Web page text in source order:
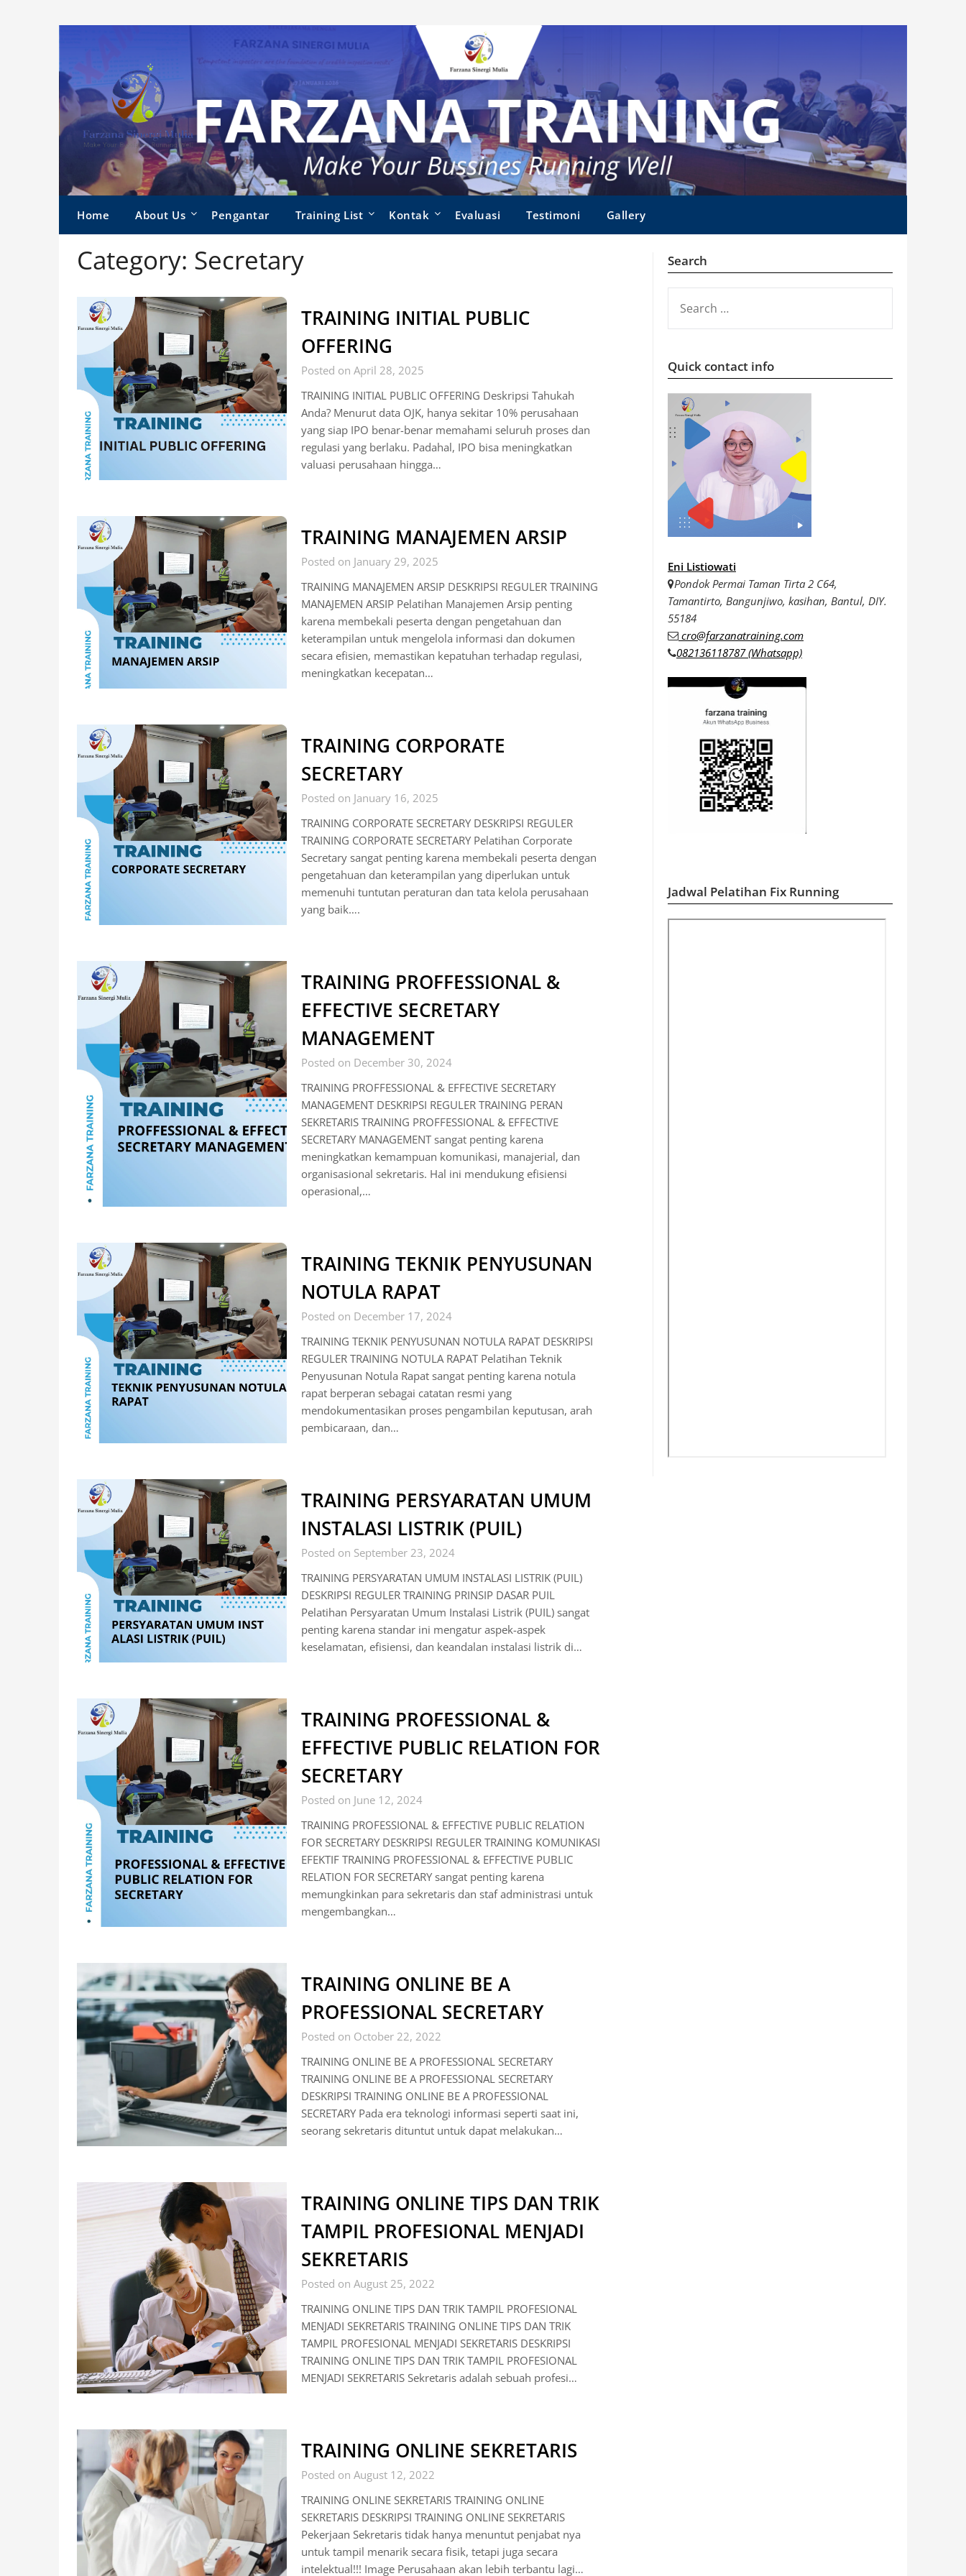
Home About Us Pengantar Training List Kontak Evaluasi Testimoni Gallery
Category: Secretary
TRAINING INITIAL PUBLIC
OFFERING
Posted on April 28, 2025
TRAINING INITIAL PUBLIC OFFERING Deskripsi Tahukah
Anda? Menurut data OJK, hanya sekitar 10% perusahaan
yang siap IPO benar-benar memahami seluruh proses dan
regulasi yang berlaku. Padahal, IPO bisa meningkatkan
valuasi perusahaan hingga…
TRAINING MANAJEMEN ARSIP
Posted on January 29, 2025
TRAINING MANAJEMEN ARSIP DESKRIPSI REGULER TRAINING
MANAJEMEN ARSIP Pelatihan Manajemen Arsip penting
karena membekali peserta dengan pengetahuan dan
keterampilan untuk mengelola informasi dan dokumen
secara efisien, memastikan kepatuhan terhadap regulasi,
meningkatkan kecepatan…
TRAINING CORPORATE
SECRETARY
Posted on January 16, 2025
TRAINING CORPORATE SECRETARY DESKRIPSI REGULER
TRAINING CORPORATE SECRETARY Pelatihan Corporate
Secretary sangat penting karena membekali peserta dengan
pengetahuan dan keterampilan yang diperlukan untuk
memenuhi tuntutan peraturan dan tata kelola perusahaan
yang baik….
TRAINING PROFFESSIONAL &
EFFECTIVE SECRETARY
MANAGEMENT
Posted on December 30, 2024
TRAINING PROFFESSIONAL & EFFECTIVE SECRETARY
MANAGEMENT DESKRIPSI REGULER TRAINING PERAN
SEKRETARIS TRAINING PROFFESSIONAL & EFFECTIVE
SECRETARY MANAGEMENT sangat penting karena
meningkatkan kemampuan komunikasi, manajerial, dan
organisasional sekretaris. Hal ini mendukung efisiensi
operasional,…
TRAINING TEKNIK PENYUSUNAN
NOTULA RAPAT
Posted on December 17, 2024
TRAINING TEKNIK PENYUSUNAN NOTULA RAPAT DESKRIPSI
REGULER TRAINING NOTULA RAPAT Pelatihan Teknik
Penyusunan Notula Rapat sangat penting karena notula
rapat berperan sebagai catatan resmi yang
mendokumentasikan proses pengambilan keputusan, arah
pembicaraan, dan…
TRAINING PERSYARATAN UMUM
INSTALASI LISTRIK (PUIL)
Posted on September 23, 2024
TRAINING PERSYARATAN UMUM INSTALASI LISTRIK (PUIL)
DESKRIPSI REGULER TRAINING PRINSIP DASAR PUIL
Pelatihan Persyaratan Umum Instalasi Listrik (PUIL) sangat
penting karena standar ini mengatur aspek-aspek
keselamatan, efisiensi, dan keandalan instalasi listrik di…
TRAINING PROFESSIONAL &
EFFECTIVE PUBLIC RELATION FOR
SECRETARY
Posted on June 12, 2024
TRAINING PROFESSIONAL & EFFECTIVE PUBLIC RELATION
FOR SECRETARY DESKRIPSI REGULER TRAINING KOMUNIKASI
EFEKTIF TRAINING PROFESSIONAL & EFFECTIVE PUBLIC
RELATION FOR SECRETARY sangat penting karena
memungkinkan para sekretaris dan staf administrasi untuk
mengembangkan…
TRAINING ONLINE BE A
PROFESSIONAL SECRETARY
Posted on October 22, 2022
TRAINING ONLINE BE A PROFESSIONAL SECRETARY
TRAINING ONLINE BE A PROFESSIONAL SECRETARY
DESKRIPSI TRAINING ONLINE BE A PROFESSIONAL
SECRETARY Pada era teknologi informasi seperti saat ini,
seorang sekretaris dituntut untuk dapat melakukan…
TRAINING ONLINE TIPS DAN TRIK
TAMPIL PROFESIONAL MENJADI
SEKRETARIS
Posted on August 25, 2022
TRAINING ONLINE TIPS DAN TRIK TAMPIL PROFESIONAL
MENJADI SEKRETARIS TRAINING ONLINE TIPS DAN TRIK
TAMPIL PROFESIONAL MENJADI SEKRETARIS DESKRIPSI
TRAINING ONLINE TIPS DAN TRIK TAMPIL PROFESIONAL
MENJADI SEKRETARIS Sekretaris adalah sebuah profesi…
TRAINING ONLINE SEKRETARIS
Posted on August 12, 2022
TRAINING ONLINE SEKRETARIS TRAINING ONLINE
SEKRETARIS DESKRIPSI TRAINING ONLINE SEKRETARIS
Pekerjaan Sekretaris tidak hanya menuntut penjabat nya
untuk tampil menarik secara fisik, tetapi juga secara
intelektual!!! Image Perusahaan akan lebih terbantu lagi…
Search
FOR:
Quick contact info
Eni Listiowati
Pondok Permai Taman Tirta 2 C64,
Tamantirto, Bangunjiwo, kasihan, Bantul, DIY.
55184
cro@farzanatraining.com
082136118787 (Whatsapp)
Jadwal Pelatihan Fix Running